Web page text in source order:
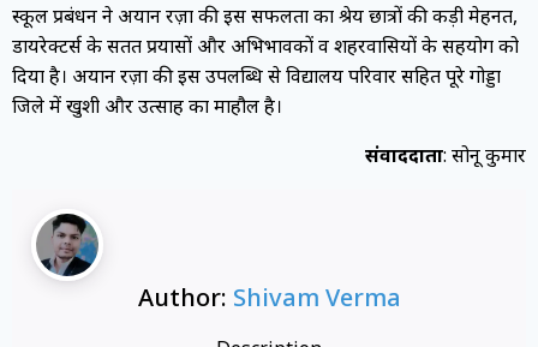
स्कूल प्रबंधन ने अयान रज़ा की इस सफलता का श्रेय छात्रों की कड़ी मेहनत,
डायरेक्टर्स के सतत प्रयासों और अभिभावकों व शहरवासियों के सहयोग को
दिया है। अयान रज़ा की इस उपलब्धि से विद्यालय परिवार सहित पूरे गोड्डा
जिले में खुशी और उत्साह का माहौल है।
संवाददाता: सोनू कुमार
Author: Shivam Verma